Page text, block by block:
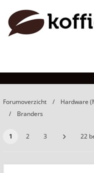
Kleine brander
Forumoverzicht
Hardware
Branders
1 2 3 22